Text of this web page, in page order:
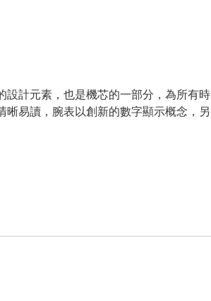
設計元素，也是機芯的一部分，為所有時
晰易讀，腕表以創新的數字顯示概念，另